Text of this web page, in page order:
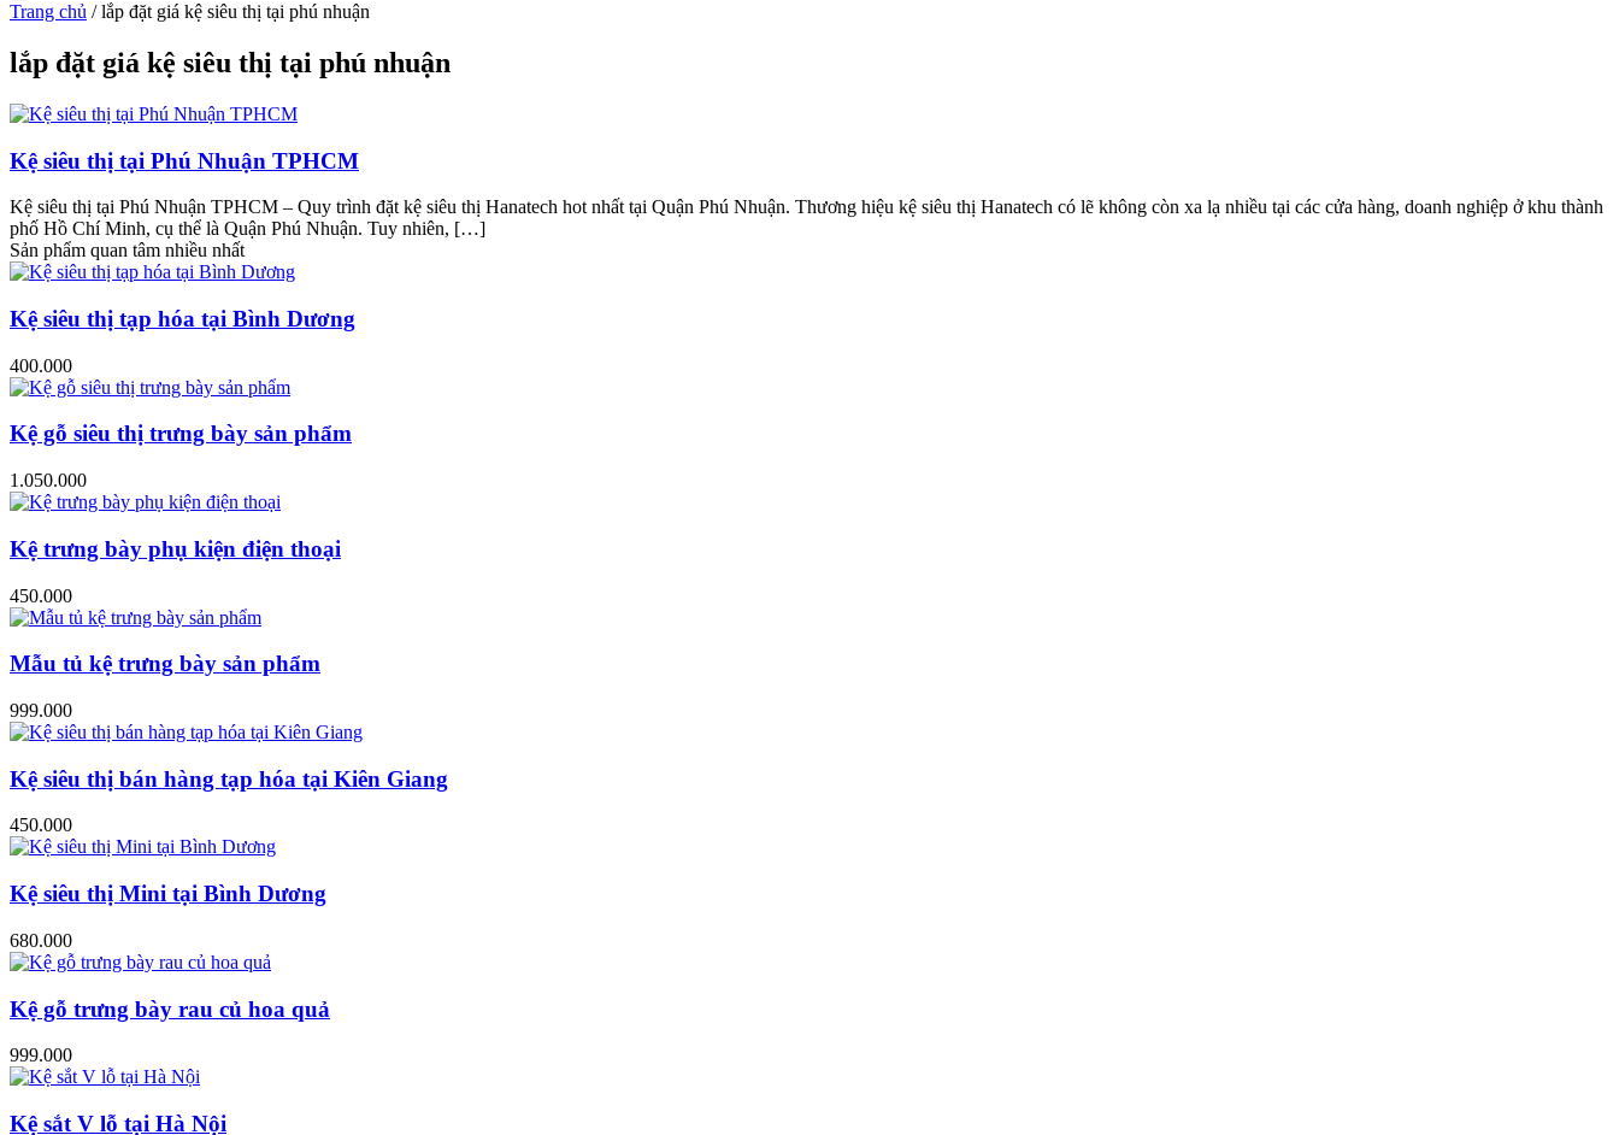
Trang chủ /lắp đặt giá kệ siêu thị tại phú nhuận
lắp đặt giá kệ siêu thị tại phú nhuận
Kệ siêu thị tại Phú Nhuận TPHCM
Kệ siêu thị tại Phú Nhuận TPHCM – Quy trình đặt kệ siêu thị Hanatech hot nhất tại Quận Phú Nhuận. Thương hiệu kệ siêu thị Hanatech có lẽ không còn xa lạ nhiều tại các cửa hàng, doanh nghiệp ở khu thành
phố Hồ Chí Minh, cụ thể là Quận Phú Nhuận. Tuy nhiên, […]
Sản phẩm quan tâm nhiều nhất
Kệ siêu thị tạp hóa tại Bình Dương
400.000
Kệ gỗ siêu thị trưng bày sản phẩm
1.050.000
Kệ trưng bày phụ kiện điện thoại
450.000
Mẫu tủ kệ trưng bày sản phẩm
999.000
Kệ siêu thị bán hàng tạp hóa tại Kiên Giang
450.000
Kệ siêu thị Mini tại Bình Dương
680.000
Kệ gỗ trưng bày rau củ hoa quả
999.000
Kệ sắt V lỗ tại Hà Nội